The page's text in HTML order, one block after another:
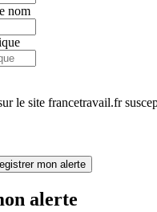
nom
le site francetravail.fr
mon alerte
alerte